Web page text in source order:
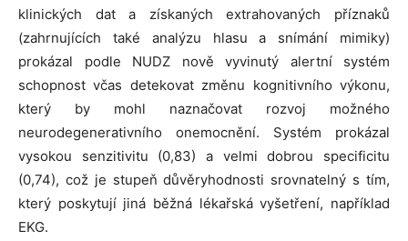
klinických dat a získaných extrahovaných příznaků
(zahrnujících také analýzu hlasu a snímání mimiky)
prokázal podle NUDZ nově vyvinutý alertní systém
schopnost včas detekovat změnu kognitivního výkonu,
který by mohl naznačovat rozvoj možného
neurodegenerativního onemocnění. Systém prokázal
vysokou senzitivitu (0,83) a velmi dobrou specificitu
(0,74), což je stupeň důvěryhodnosti srovnatelný s tím,
který poskytují jiná běžná lékařská vyšetření, například
EKG.